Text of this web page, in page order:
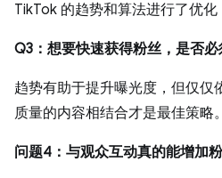
TikTok 的趋势和算法进行了优化
Q3：想要快速获得粉丝，是否必
趋势有助于提升曝光度，但仅
质量的内容相结合才是最佳策略。
问题4：与观众互动真的能增加